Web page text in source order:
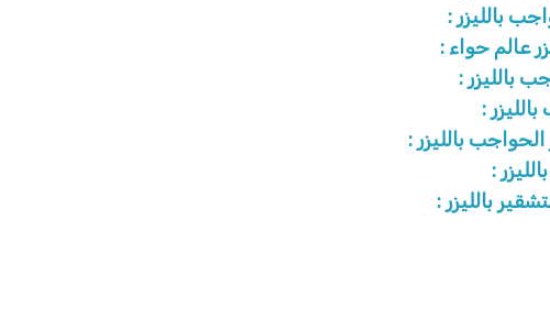
بالليزر :
عالم حواء :
بالليزر :
:
الحواجب بالليزر :
:
بالليزر :